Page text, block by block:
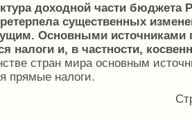
доходной части бюджета
существенных
Основными источниками
налоги и, в частности,
стран мира основным
прямые налоги.